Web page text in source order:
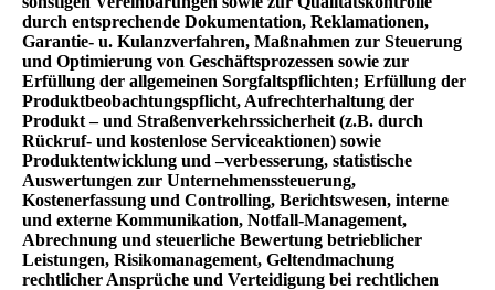
durch entsprechende Dokumentation, Reklamationen,
Garantie- u. Kulanzverfahren, Maßnahmen zur Steuerung
und Optimierung von Geschäftsprozessen sowie zur
Erfüllung der allgemeinen Sorgfaltspflichten; Erfüllung der
Produktbeobachtungspflicht, Aufrechterhaltung der
Produkt – und Straßenverkehrssicherheit (z.B. durch
Rückruf- und kostenlose Serviceaktionen) sowie
Produktentwicklung und –verbesserung, statistische
Auswertungen zur Unternehmenssteuerung,
Kostenerfassung und Controlling, Berichtswesen, interne
und externe Kommunikation, Notfall-Management,
Abrechnung und steuerliche Bewertung betrieblicher
Leistungen, Risikomanagement, Geltendmachung
rechtlicher Ansprüche und Verteidigung bei rechtlichen